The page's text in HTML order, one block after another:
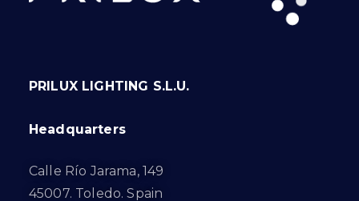
PRILUX LIGHTING S.L.U.
Headquarters
Calle Río Jarama, 149
45007. Toledo. Spain